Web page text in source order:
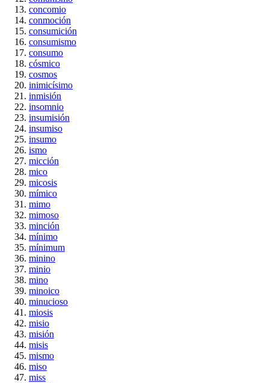
concomio
conmoción
consumición
consumismo
consumo
cósmico
cosmos
inimicísimo
inmisión
insomnio
insumisión
insumiso
insumo
ismo
micción
mico
micosis
mímico
mimo
mimoso
minción
mínimo
mínimum
minino
minio
mino
minoico
minucioso
miosis
misio
misión
misis
mismo
miso
miss